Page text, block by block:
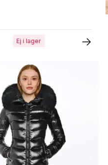
Ej i lager